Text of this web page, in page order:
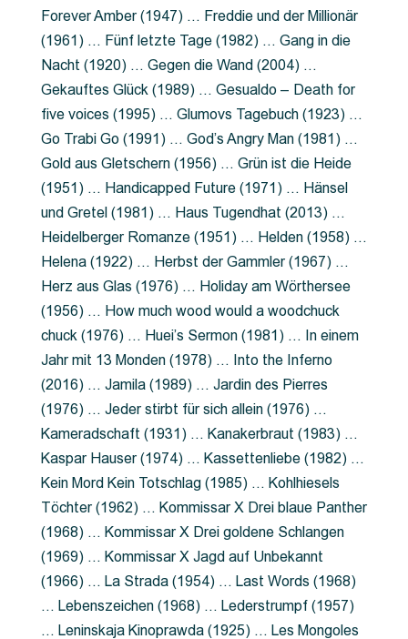
Forever Amber (1947) … Freddie und der Millionär
(1961) … Fünf letzte Tage (1982) … Gang in die
Nacht (1920) … Gegen die Wand (2004) …
Gekauftes Glück (1989) … Gesualdo – Death for
five voices (1995) … Glumovs Tagebuch (1923) …
Go Trabi Go (1991) … God’s Angry Man (1981) …
Gold aus Gletschern (1956) … Grün ist die Heide
(1951) … Handicapped Future (1971) … Hänsel
und Gretel (1981) … Haus Tugendhat (2013) …
Heidelberger Romanze (1951) … Helden (1958) …
Helena (1922) … Herbst der Gammler (1967) …
Herz aus Glas (1976) … Holiday am Wörthersee
(1956) … How much wood would a woodchuck
chuck (1976) … Huei’s Sermon (1981) … In einem
Jahr mit 13 Monden (1978) … Into the Inferno
(2016) … Jamila (1989) … Jardin des Pierres
(1976) … Jeder stirbt für sich allein (1976) …
Kameradschaft (1931) … Kanakerbraut (1983) …
Kaspar Hauser (1974) … Kassettenliebe (1982) …
Kein Mord Kein Totschlag (1985) … Kohlhiesels
Töchter (1962) … Kommissar X Drei blaue Panther
(1968) … Kommissar X Drei goldene Schlangen
(1969) … Kommissar X Jagd auf Unbekannt
(1966) … La Strada (1954) … Last Words (1968)
… Lebenszeichen (1968) … Lederstrumpf (1957)
… Leninskaja Kinoprawda (1925) … Les Mongoles